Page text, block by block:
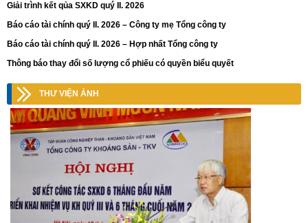
Giải trình kết qủa SXKD quý II. 2026
Báo cáo tài chính quý II. 2026 – Công ty mẹ Tổng công ty
Báo cáo tài chính quý II. 2026 – Hợp nhất Tổng công ty
Thông báo thay đổi số lượng cổ phiếu có quyền biểu quyết
THƯ VIỆN ẢNH